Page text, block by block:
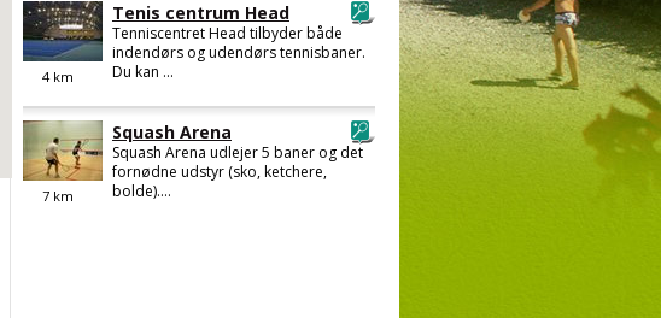
4km
Tenis centrum Head
Tenniscentret Head tilbyder både
indendørs og udendørs tennisbaner.
Du kan ...
7 km
Squash Arena
Squash Arena udlejer 5 baner og det
fornødne udstyr (sko, ketchere,
bolde)....